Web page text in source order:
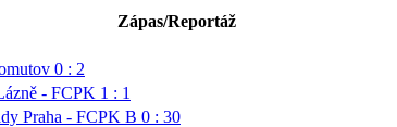
Zápas/Reportáž
0 : 2
- FCPK 1 : 1
Praha - FCPK B 0 : 30